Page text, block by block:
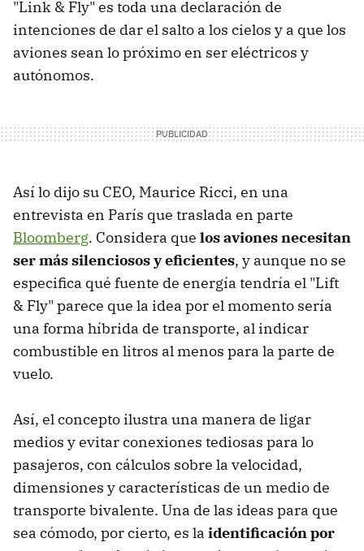
"Link & Fly" es toda una declaración de
intenciones de dar el salto a los cielos y a que los
aviones sean lo próximo en ser eléctricos y
autónomos.
Así lo dijo su CEO, Maurice Ricci, en una
entrevista en París que traslada en parte
Bloomberg. Considera que los aviones necesitan
ser más silenciosos y eficientes, y aunque no se
especifica qué fuente de energía tendría el "Lift
& Fly" parece que la idea por el momento sería
una forma híbrida de transporte, al indicar
combustible en litros al menos para la parte de
vuelo.
Así, el concepto ilustra una manera de ligar
medios y evitar conexiones tediosas para lo
pasajeros, con cálculos sobre la velocidad,
dimensiones y características de un medio de
transporte bivalente. Una de las ideas para que
sea cómodo, por cierto, es la identificación por